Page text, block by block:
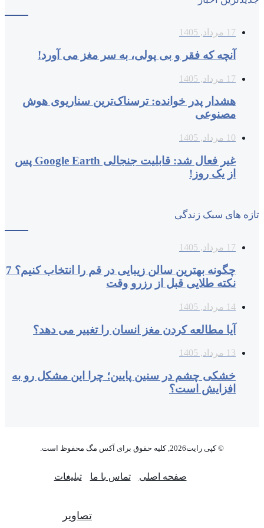
17 مرداد, 1405
آنچه که فقر و بی‌ پولی، به سر مغز می‌ آورد!
17 مرداد, 1405
هشدار پدر خوانده: ترسناک‌ترین سناریوی هوش
مصنوعی
10 مرداد, 1405
غیر فعال شد: قابلیت جنجالی Google Earth پس
از یک روز!
تازه های سبک زندگی
17 مرداد, 1405
چگونه بهترین سالن زیبایی در قم را انتخاب کنیم؟ 7
نکته طلایی قبل از رزرو وقت
14 مرداد, 1405
آیا مطالعه کردن مغز انسان را تغییر می‌ دهد؟
13 مرداد, 1405
خشکی چشم در سنین پایین؛ چرا این مشکل رو به
افزایش است؟
© کپی رایت2026, کلیه حقوق برای آکس مگ محفوظ است.
صفحه اصلی تماس با ما تبلیغات
تصاویر